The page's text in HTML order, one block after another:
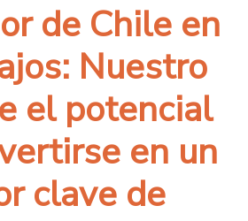
de Chile en
Nuestro
el potencial
en un
clave de